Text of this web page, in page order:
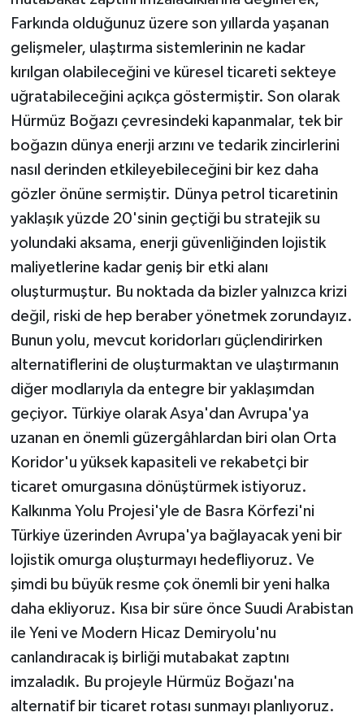
Farkında olduğunuz üzere son yıllarda yaşanan
gelişmeler, ulaştırma sistemlerinin ne kadar
kırılgan olabileceğini ve küresel ticareti sekteye
uğratabileceğini açıkça göstermiştir. Son olarak
Hürmüz Boğazı çevresindeki kapanmalar, tek bir
boğazın dünya enerji arzını ve tedarik zincirlerini
nasıl derinden etkileyebileceğini bir kez daha
gözler önüne sermiştir. Dünya petrol ticaretinin
yaklaşık yüzde 20'sinin geçtiği bu stratejik su
yolundaki aksama, enerji güvenliğinden lojistik
maliyetlerine kadar geniş bir etki alanı
oluşturmuştur. Bu noktada da bizler yalnızca krizi
değil, riski de hep beraber yönetmek zorundayız.
Bunun yolu, mevcut koridorları güçlendirirken
alternatiflerini de oluşturmaktan ve ulaştırmanın
diğer modlarıyla da entegre bir yaklaşımdan
geçiyor. Türkiye olarak Asya'dan Avrupa'ya
uzanan en önemli güzergâhlardan biri olan Orta
Koridor'u yüksek kapasiteli ve rekabetçi bir
ticaret omurgasına dönüştürmek istiyoruz.
Kalkınma Yolu Projesi'yle de Basra Körfezi'ni
Türkiye üzerinden Avrupa'ya bağlayacak yeni bir
lojistik omurga oluşturmayı hedefliyoruz. Ve
şimdi bu büyük resme çok önemli bir yeni halka
daha ekliyoruz. Kısa bir süre önce Suudi Arabistan
ile Yeni ve Modern Hicaz Demiryolu'nu
canlandıracak iş birliği mutabakat zaptını
imzaladık. Bu projeyle Hürmüz Boğazı'na
alternatif bir ticaret rotası sunmayı planlıyoruz.